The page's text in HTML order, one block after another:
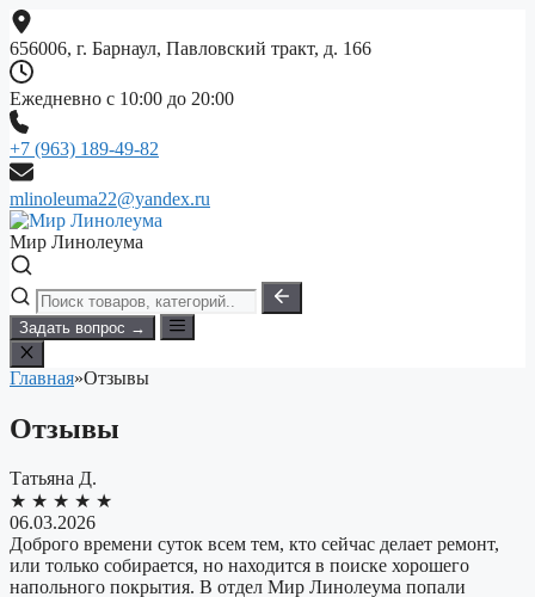
Перейти
к
содержимому
656006, г. Барнаул, Павловский тракт, д. 166
Ежедневно с 10:00 до 20:00
+7 (963) 189-49-82
mlinoleuma22@yandex.ru
Мир Линолеума
Задать вопрос →
Главная»Отзывы
Отзывы
Татьяна Д.
★ ★ ★ ★ ★
06.03.2026
Доброго времени суток всем тем, кто сейчас делает ремонт,
или только собирается, но находится в поиске хорошего
напольного покрытия. В отдел Мир Линолеума попали